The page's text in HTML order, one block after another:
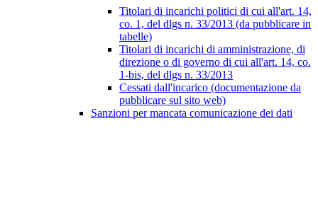
Titolari di incarichi politici di cui all'art. 14,
co. 1, del dlgs n. 33/2013 (da pubblicare in
tabelle)
Titolari di incarichi di amministrazione, di
direzione o di governo di cui all'art. 14, co.
1-bis, del dlgs n. 33/2013
Cessati dall'incarico (documentazione da
pubblicare sul sito web)
Sanzioni per mancata comunicazione dei dati